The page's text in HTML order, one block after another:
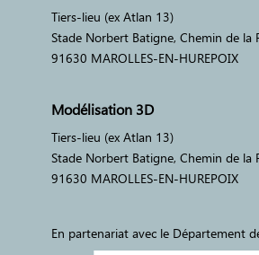
Tiers-lieu (ex Atlan 13)
Stade Norbert Batigne, Chemin de la
91630 MAROLLES-EN-HUREPOIX
Modélisation 3D
Tiers-lieu (ex Atlan 13)
Stade Norbert Batigne, Chemin de la
91630 MAROLLES-EN-HUREPOIX
En partenariat avec le Département